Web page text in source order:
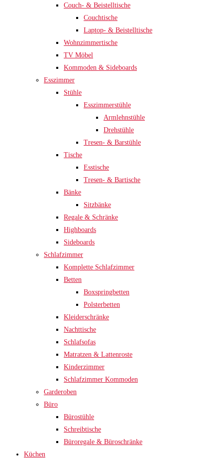
Couch- & Beistelltische
Couchtische
Laptop- & Beistelltische
Wohnzimmertische
TV Möbel
Kommoden & Sideboards
Esszimmer
Stühle
Esszimmerstühle
Armlehnstühle
Drehstühle
Tresen- & Barstühle
Tische
Esstische
Tresen- & Bartische
Bänke
Sitzbänke
Regale & Schränke
Highboards
Sideboards
Schlafzimmer
Komplette Schlafzimmer
Betten
Boxspringbetten
Polsterbetten
Kleiderschränke
Nachttische
Schlafsofas
Matratzen & Lattenroste
Kinderzimmer
Schlafzimmer Kommoden
Garderoben
Büro
Bürostühle
Schreibtische
Büroregale & Büroschränke
Küchen